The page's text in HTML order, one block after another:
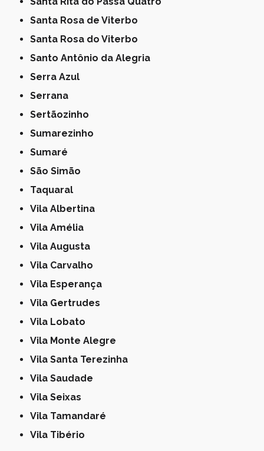
Santa Rosa de Viterbo
Santa Rosa do Viterbo
Santo Antônio da Alegria
Serra Azul
Serrana
Sertãozinho
Sumarezinho
Sumaré
São Simão
Taquaral
Vila Albertina
Vila Amélia
Vila Augusta
Vila Carvalho
Vila Esperança
Vila Gertrudes
Vila Lobato
Vila Monte Alegre
Vila Santa Terezinha
Vila Saudade
Vila Seixas
Vila Tamandaré
Vila Tibério